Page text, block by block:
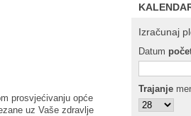
prosvjećivanju opće
uz Vaše zdravlje
Izračunaj
Datum
Trajanje